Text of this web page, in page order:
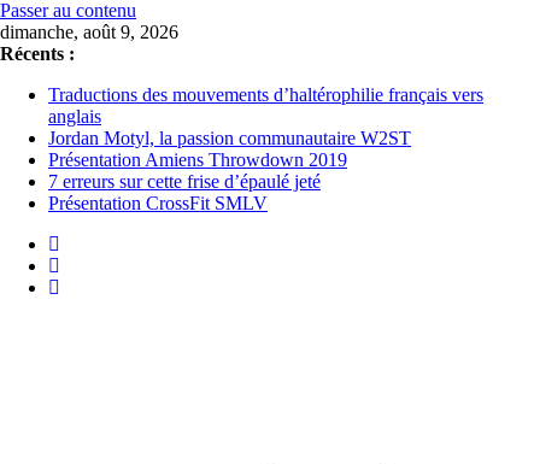
Passer au contenu
dimanche, août 9, 2026
Récents :
Traductions des mouvements d’haltérophilie français vers
anglais
Jordan Motyl, la passion communautaire W2ST
Présentation Amiens Throwdown 2019
7 erreurs sur cette frise d’épaulé jeté
Présentation CrossFit SMLV